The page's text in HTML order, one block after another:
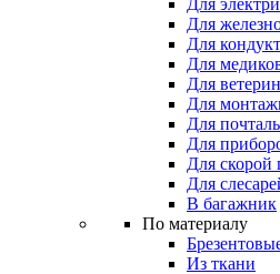
Для
Для
Для
Для
Для
Для
Для
Для
Для
Для
В багажник
По материалу
Из ткани